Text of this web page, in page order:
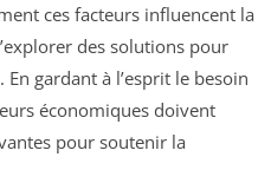
ces facteurs influencent la
des solutions pour
gardant à l’esprit le besoin
économiques doivent
pour soutenir la